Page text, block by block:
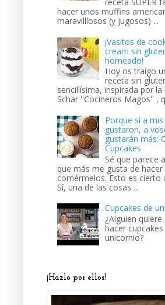
hacer unos muffins
maravilllosos (y jugosos) ...
¡Vasitos de
cream sin
horneado!
Hoy os traigo
receta sin
sencillísima, inspirada por
Schär "Cocineros Magos" ,
Porque si a
gustaron, a
gustarán más:
Cupcakes
Sé que parece
que más me gusta de hacer
comérmelos. Esto es cierto
Sí, una de las cosas ...
Cupcakes de
¿Alguien
hacer cupcakes
unicornio?
¡Hazlo por ellos!